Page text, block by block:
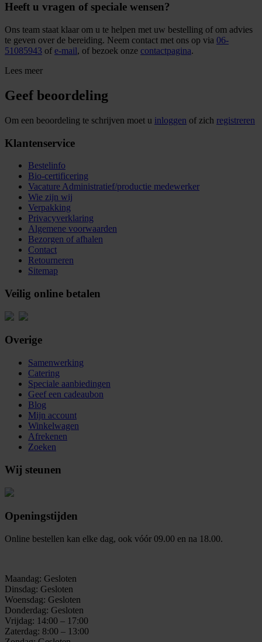
Heeft u vragen of speciale wensen?
Ons team staat klaar om u te helpen met uw bestelling of om advies
te geven over de bereiding. Neem contact met ons op via 06-
51085943 of e-mail, of bezoek onze contactpagina.
Lees meer
Geef beoordeling
Om een beoordeling te schrijven moet u inloggen of zich registreren
Klantenservice
Bestelinfo
Bio-certificering
Vacature Administratief/productie medewerker
Wie zijn wij
Verpakking
Privacyverklaring
Algemene voorwaarden
Bezorgen of afhalen
Contact
Retourneren
Sitemap
Veilig online betalen
Overige
Samenwerking
Catering
Speciale aanbiedingen
Geef een cadeaubon
Blog
Mijn account
Winkelwagen
Afrekenen
Zoeken
Wij steunen
Openingstijden
Online bestellen kan elke dag, ook vóór 09.00 en na 18.00.
Maandag: Gesloten
Dinsdag: Gesloten
Woensdag: Gesloten
Donderdag: Gesloten
Vrijdag: 14:00 – 17:00
Zaterdag: 8:00 – 13:00